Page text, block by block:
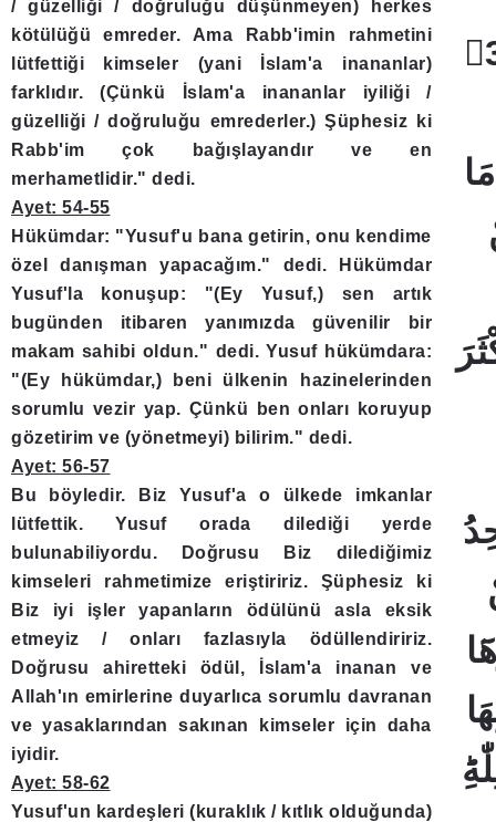
/ güzelliği / doğruluğu düşünmeyen) herkes
kötülüğü emreder. Ama Rabb'imin rahmetini
lütfettiği kimseler (yani İslam'a inananlar)
farklıdır. (Çünkü İslam'a inananlar iyiliği /
güzelliği / doğruluğu emrederler.) Şüphesiz ki
Rabb'im çok bağışlayandır ve en
merhametlidir." dedi.
Ayet: 54-55
Hükümdar: "Yusuf'u bana getirin, onu kendime
özel danışman yapacağım." dedi. Hükümdar
Yusuf'la konuşup: "(Ey Yusuf,) sen artık
bugünden itibaren yanımızda güvenilir bir
makam sahibi oldun." dedi. Yusuf hükümdara:
"(Ey hükümdar,) beni ülkenin hazinelerinden
sorumlu vezir yap. Çünkü ben onları koruyup
gözetirim ve (yönetmeyi) bilirim." dedi.
Ayet: 56-57
Bu böyledir. Biz Yusuf'a o ülkede imkanlar
lütfettik. Yusuf orada dilediği yerde
bulunabiliyordu. Doğrusu Biz dilediğimiz
kimseleri rahmetimize eriştiririz. Şüphesiz ki
Biz iyi işler yapanların ödülünü asla eksik
etmeyiz / onları fazlasıyla ödüllendiririz.
Doğrusu ahiretteki ödül, İslam'a inanan ve
Allah'ın emirlerine duyarlıca sorumlu davranan
ve yasaklarından sakınan kimseler için daha
iyidir.
Ayet: 58-62
Yusuf'un kardeşleri (kuraklık / kıtlık olduğunda)